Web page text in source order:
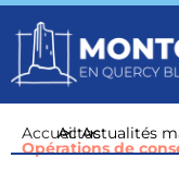
Accueil
>
Actus
>
Actualités
Opérations de